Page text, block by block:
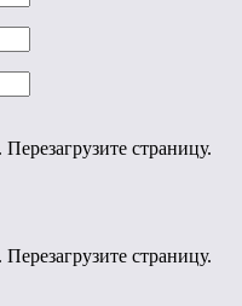
страницу.
страницу.